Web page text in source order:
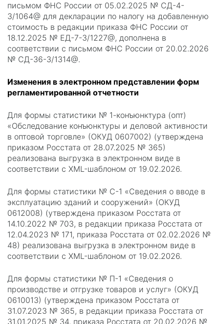
письмом ФНС России от 05.02.2025 № СД-4-
3/1064@ для декларации по налогу на добавленную
стоимость в редакции приказа ФНС России от
18.12.2025 № ЕД-7-3/1227@, дополнена в
соответствии с письмом ФНС России от 20.02.2026
№ СД-36-3/1314@.
Изменения в электронном представлении форм
регламентированной отчетности
Для формы статистики № 1-конъюнктура (опт)
«Обследование конъюнктуры и деловой активности
в оптовой торговле» (ОКУД 0607002) (утверждена
приказом Росстата от 28.07.2025 № 365)
реализована выгрузка в электронном виде в
соответствии с XML-шаблоном от 19.02.2026.
Для формы статистики № С-1 «Сведения о вводе в
эксплуатацию зданий и сооружений» (ОКУД
0612008) (утверждена приказом Росстата от
14.10.2022 № 703, в редакции приказа Росстата от
12.04.2023 № 171, приказа Росстата от 02.02.2026 №
48) реализована выгрузка в электронном виде в
соответствии с XML-шаблоном от 19.02.2026.
Для формы статистики № П-1 «Сведения о
производстве и отгрузке товаров и услуг» (ОКУД
0610013) (утверждена приказом Росстата от
31.07.2023 № 365, в редакции приказа Росстата от
31.01.2025 № 34, приказа Росстата от 20.02.2026 №